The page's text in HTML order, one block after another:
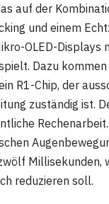
auf der
und einem
OLED-Displays
Dazu
R1-Chip, der
zuständig ist.
Millisekunden,
reduzieren soll.